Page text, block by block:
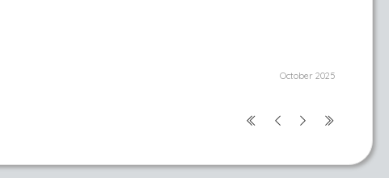
October 2025